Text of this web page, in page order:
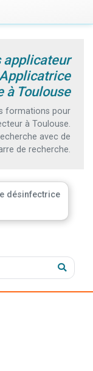
applicateur
à Toulouse
formations pour
à Toulouse.
avec de
de recherche.
désinfectrice